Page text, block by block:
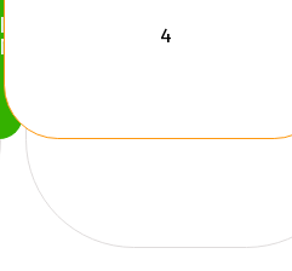
Köp
Nu